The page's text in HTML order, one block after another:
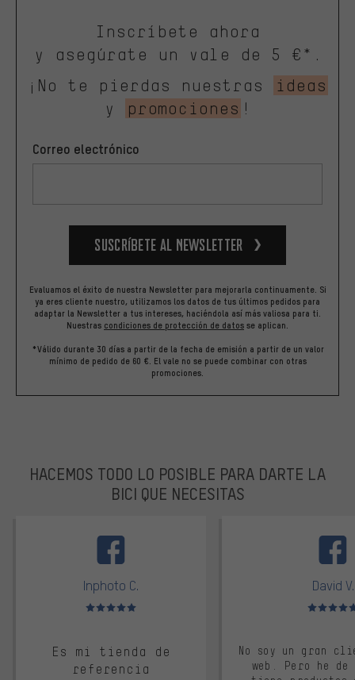
Inscríbete ahora
y asegúrate un vale de 5 €*.
¡No te pierdas nuestras
ideas
y
promociones !
Correo electrónico
Suscríbete al newsletter
Evaluamos el éxito de nuestra Newsletter para mejorarla continuamente. Si
ya eres cliente nuestro, utilizamos los datos de tus últimos pedidos para
adaptar la Newsletter a tus intereses, haciéndola así más valiosa para ti.
Nuestras condiciones de protección de datos se aplican.
*Válido durante 30 días a partir de la fecha de emisión a partir de un valor
mínimo de pedido de 60 €. El vale no se puede combinar con otras
promociones.
HACEMOS TODO LO POSIBLE PARA DARTE LA
BICI QUE NECESITAS
Inphoto C.
Valoración media: 5 de 5
Es mi tienda de
referencia
David V.
Valoración
No soy un gran
web. Pero he